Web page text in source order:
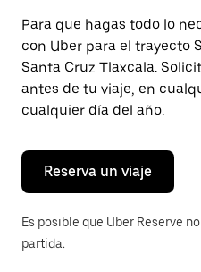
Presiona
la
tecla Esc
para
cerrar
el
calendario.
Para que hagas todo lo
con Uber para el trayecto
Santa Cruz Tlaxcala.
antes de tu viaje, en
cualquier día del año.
Reserva un viaje
Es posible que Uber Reserve
partida.